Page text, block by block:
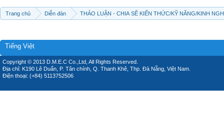
Trang chủ Diễn đàn THẢO LUẬN - CHIA SẼ KIẾN THỨC/KỸ NĂNG/KINH
Tiếng Việt
Copyright © 2013 D.M.E.C Co.,Ltd, All Rights Reserved.
Địa chỉ: K190 Lê Duẩn, P. Tân chính, Q. Thanh Khê, Thp. Đà Nẵng, Việt Nam.
Điện thoại: (+84) 5113752506